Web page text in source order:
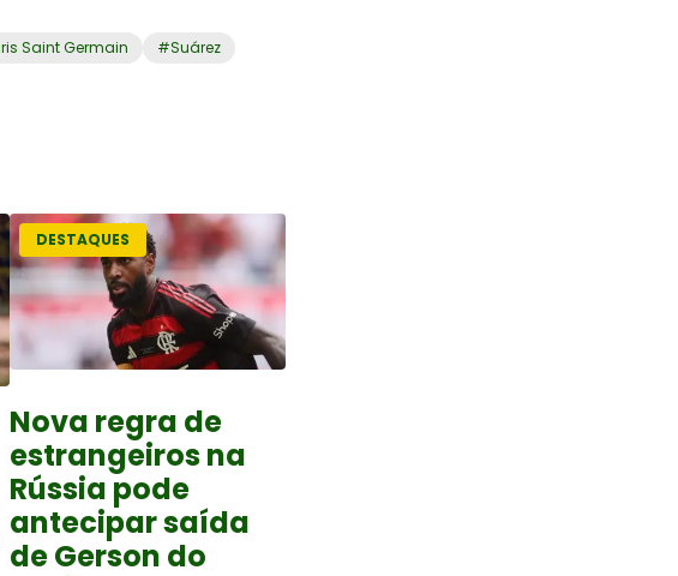
Saint Germain #Suárez
DESTAQUES
Nova regra de
estrangeiros na
Rússia pode
antecipar saída
de Gerson do